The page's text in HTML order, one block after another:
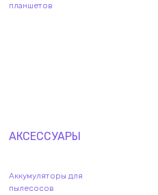
планшетов
АКСЕССУАРЫ
Аккумуляторы для
пылесосов